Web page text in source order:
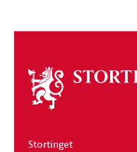
Om
stortinget
Stortinget